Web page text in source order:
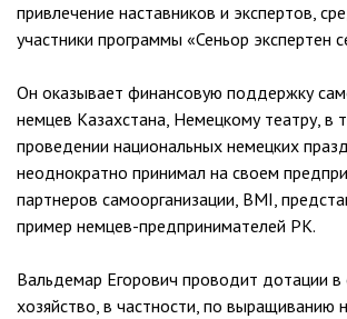
привлечение наставников и экспертов,
участники программы «Сеньор экспертен
Он оказывает финансовую поддержку
немцев Казахстана, Немецкому театру, в
проведении национальных немецких
неоднократно принимал на своем
партнеров самоорганизации, BMI,
пример немцев-предпринимателей РК.
Вальдемар Егорович проводит дотации в
хозяйство, в частности, по выращиванию